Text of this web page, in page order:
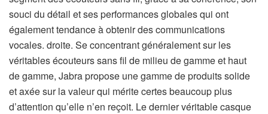
souci du détail et ses performances globales qui ont
également tendance à obtenir des communications
vocales. droite. Se concentrant généralement sur les
véritables écouteurs sans fil de milieu de gamme et haut
de gamme, Jabra propose une gamme de produits solide
et axée sur la valeur qui mérite certes beaucoup plus
d’attention qu’elle n’en reçoit. Le dernier véritable casque